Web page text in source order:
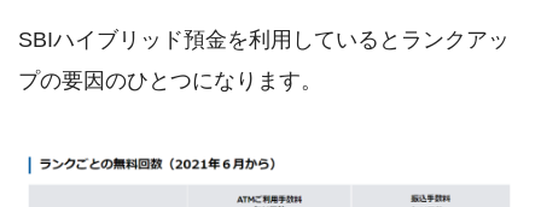
SBIハイブリッド預金を利用しているとランクアッ
プの要因のひとつになります。